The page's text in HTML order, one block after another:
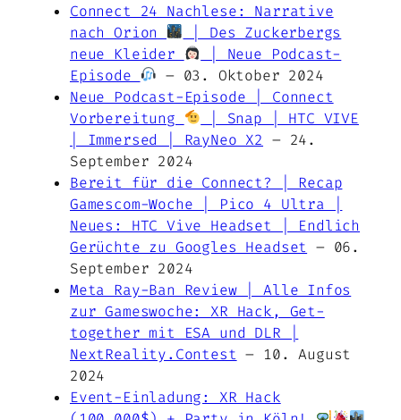
Connect 24 Nachlese: Narrative
nach Orion
| Des Zuckerbergs
neue Kleider
| Neue Podcast-
Episode
– 03. Oktober 2024
Neue Podcast-Episode | Connect
Vorbereitung
| Snap | HTC VIVE
| Immersed | RayNeo X2 – 24.
September 2024
Bereit für die Connect? | Recap
Gamescom-Woche | Pico 4 Ultra |
Neues: HTC Vive Headset | Endlich
Gerüchte zu Googles Headset – 06.
September 2024
Meta Ray-Ban Review | Alle Infos
zur Gameswoche: XR Hack, Get-
together mit ESA und DLR |
NextReality.Contest – 10. August
2024
Event-Einladung: XR Hack